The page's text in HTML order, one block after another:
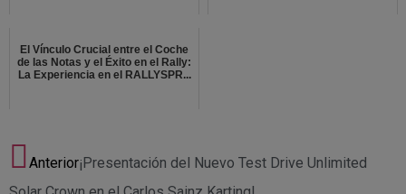
El Vínculo Crucial entre el Coche
de las Notas y el Éxito en el Rally:
La Experiencia en el RALLYSPR...
Anterior¡Presentación del Nuevo Test Drive Unlimited